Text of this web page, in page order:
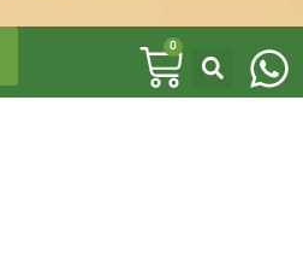
W
h
0
עגלת
קניות